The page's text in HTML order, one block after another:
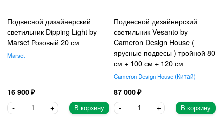
Подвесной дизайнерский
светильник Dipping Light by
Marset Розовый 20 см
Marset
16 900
В корзину
Подвесной дизайнерский
светильник Vesanto by
Cameron Design House (
ярусные подвесы ) тройной 80
см + 100 см + 120 см
Cameron Design House Китай
87 000
В корзину